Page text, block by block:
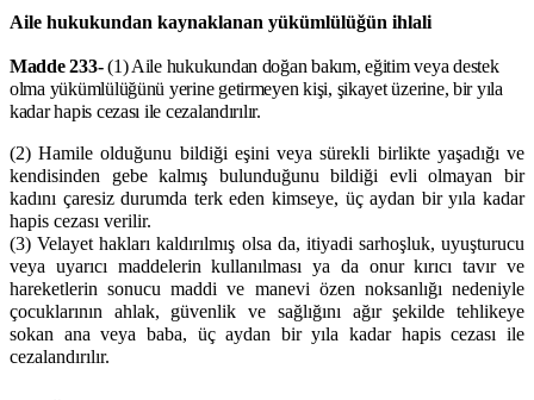
Aile hukukundan kaynaklanan yükümlülüğün ihlali
Madde 233-(1) Aile hukukundan doğan bakım, eğitim veya destek
olma yükümlülüğünü yerine getirmeyen kişi, şikayet üzerine, bir yıla
kadar hapis cezası ile cezalandırılır.
(2) Hamile olduğunu bildiği eşini veya sürekli birlikte yaşadığı ve
kendisinden gebe kalmış bulunduğunu bildiği evli olmayan bir
kadını çaresiz durumda terk eden kimseye, üç aydan bir yıla kadar
hapis cezası verilir.
(3) Velayet hakları kaldırılmış olsa da, itiyadi sarhoşluk, uyuşturucu
veya uyarıcı maddelerin kullanılması ya da onur kırıcı tavır ve
hareketlerin sonucu maddi ve manevi özen noksanlığı nedeniyle
çocuklarının ahlak, güvenlik ve sağlığını ağır şekilde tehlikeye
sokan ana veya baba, üç aydan bir yıla kadar hapis cezası ile
cezalandırılır.